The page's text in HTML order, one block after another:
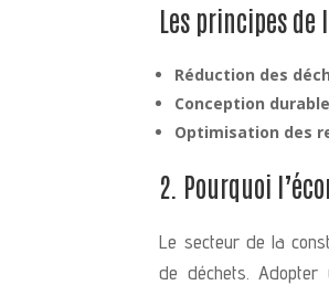
Les principes de
Réduction des
Conception
Optimisation des
2. Pourquoi
Le secteur de la
de déchets. Adopter